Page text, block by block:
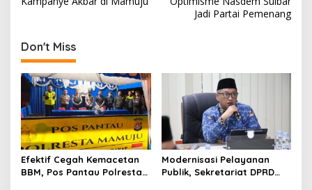
t
n
a
v
i
g
a
t
Jadi Partai Pemenang
Don't Miss
Efektif Cegah Kemacetan
BBM, Pos Pantau Polresta
Modernisasi Pelayanan
Publik, Sekretariat DPRD